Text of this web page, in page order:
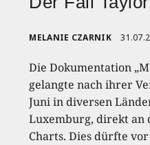
MELANIE CZARNIK
Die Dokumentation
gelangte nach ihrer
Juni in diversen
Luxemburg, direkt an
Charts. Dies dürfte